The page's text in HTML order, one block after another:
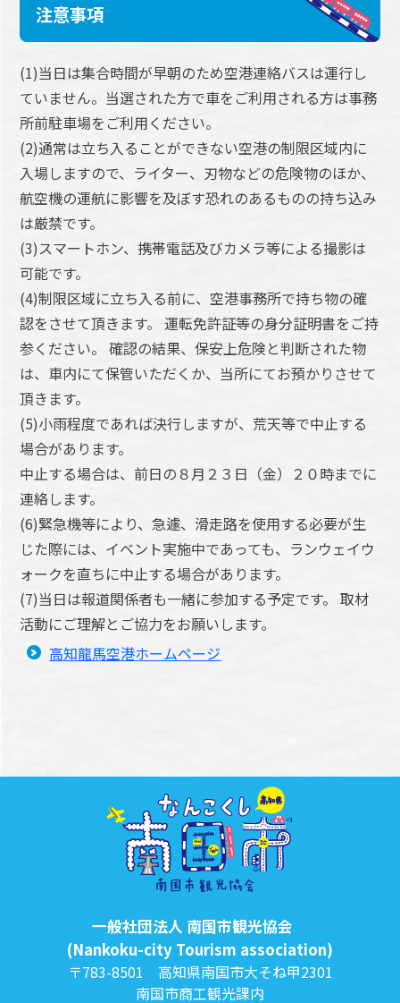
注意事項
(1)当日は集合時間が早朝のため空港連絡バスは運行し
ていません。当選された方で車をご利用される方は事務
所前駐車場をご利用ください。
(2)通常は立ち入ることができない空港の制限区域内に
入場しますので、ライター、刃物などの危険物のほか、
航空機の運航に影響を及ぼす恐れのあるものの持ち込み
は厳禁です。
(3)スマートホン、携帯電話及びカメラ等による撮影は
可能です。
(4)制限区域に立ち入る前に、空港事務所で持ち物の確
認をさせて頂きます。 運転免許証等の身分証明書をご持
参ください。 確認の結果、保安上危険と判断された物
は、車内にて保管いただくか、当所にてお預かりさせて
頂きます。
(5)小雨程度であれば決行しますが、荒天等で中止する
場合があります。
中止する場合は、前日の８月２３日（金）２０時までに
連絡します。
(6)緊急機等により、急遽、滑走路を使用する必要が生
じた際には、イベント実施中であっても、ランウェイウ
ォークを直ちに中止する場合があります。
(7)当日は報道関係者も一緒に参加する予定です。 取材
活動にご理解とご協力をお願いします。
高知龍馬空港ホームページ
一般社団法人 南国市観光協会
(Nankoku-city Tourism association)
〒783-8501 高知県南国市大そね甲2301
南国市商工観光課内